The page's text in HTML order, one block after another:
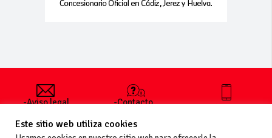
-Aviso legal
generales
de uso
-Contacto
publicar un
anuncio
+34 627 35
Este sitio web utiliza cookies